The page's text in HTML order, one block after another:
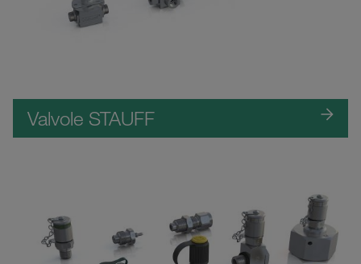
Valvole STAUFF